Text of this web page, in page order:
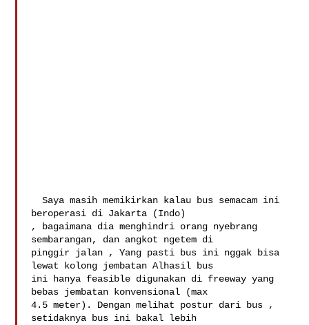
  Saya masih memikirkan kalau bus semacam ini
beroperasi di Jakarta (Indo)
, bagaimana dia menghindri orang nyebrang
sembarangan, dan angkot ngetem di
pinggir jalan , Yang pasti bus ini nggak bisa
lewat kolong jembatan Alhasil bus
ini hanya feasible digunakan di freeway yang
bebas jembatan konvensional (max
4.5 meter). Dengan melihat postur dari bus ,
setidaknya bus ini bakal lebih